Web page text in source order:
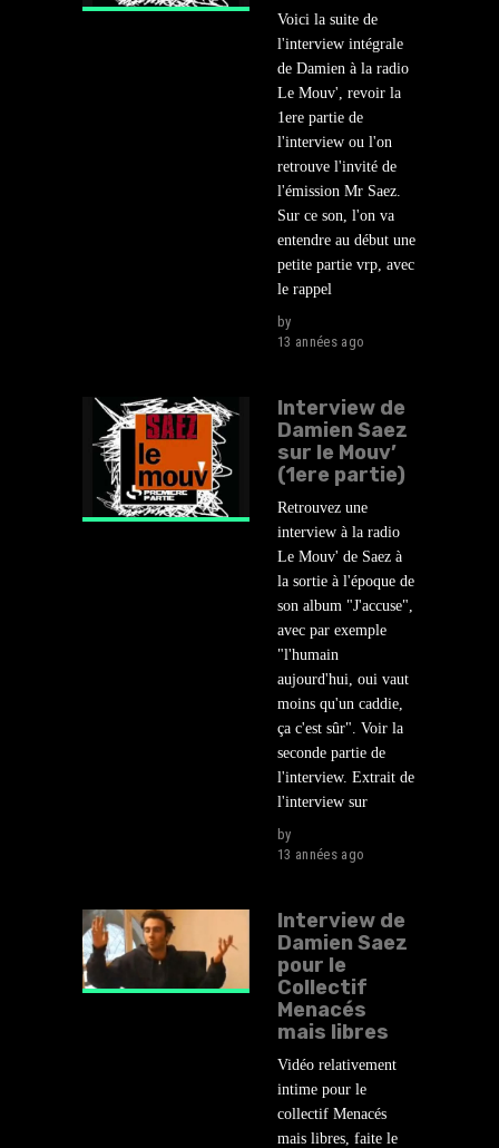
Voici la suite de
l'interview intégrale
de Damien à la radio
Le Mouv', revoir la
1ere partie de
l'interview ou l'on
retrouve l'invité de
l'émission Mr Saez.
Sur ce son, l'on va
entendre au début une
petite partie vrp, avec
le rappel
by
13 années ago
Interview de
Damien Saez
sur le Mouv’
(1ere partie)
Retrouvez une
interview à la radio
Le Mouv' de Saez à
la sortie à l'époque de
son album "J'accuse",
avec par exemple
"l'humain
aujourd'hui, oui vaut
moins qu'un caddie,
ça c'est sûr". Voir la
seconde partie de
l'interview. Extrait de
l'interview sur
by
13 années ago
Interview de
Damien Saez
pour le
Collectif
Menacés
mais libres
Vidéo relativement
intime pour le
collectif Menacés
mais libres, faite le